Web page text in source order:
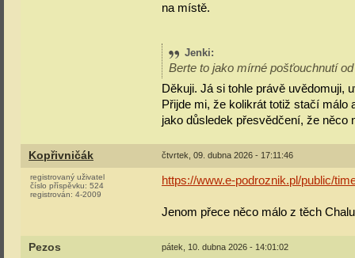
na místě.
Jenki:
Berte to jako mírné pošťouchnutí
Děkuji. Já si tohle právě uvědomuji,
Přijde mi, že kolikrát totiž stačí
jako důsledek přesvědčení, že něco
Kopřivničák čtvrtek, 09. dubna 2026 - 17:11:46
registrovaný uživatel
číslo příspěvku: 524
registrován: 4-2009
https://www.e-podroznik.pl/public/
Jenom přece něco málo z těch
Pezos pátek, 10. dubna 2026 - 14:01:02